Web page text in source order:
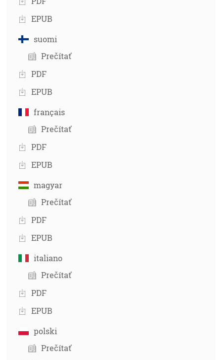
EPUB
suomi
Prečítať
PDF
EPUB
français
Prečítať
PDF
EPUB
magyar
Prečítať
PDF
EPUB
italiano
Prečítať
PDF
EPUB
polski
Prečítať